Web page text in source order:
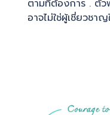
ตามที่ต้องการ . ตัว
อาจไม่ใช่ผู้เชี่ยวชา